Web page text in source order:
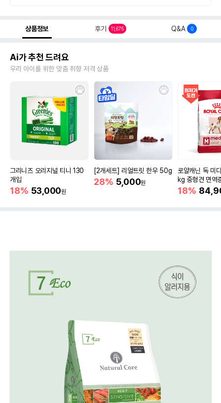
상품정보 후기 11,675 Q&A 0
Ai가 추천 드려요
우리 아이를 위한 맞춤 취향 저격 상품
그리니즈 오리지널 티니 130
개입
18% 53,000원
[2개세트] 리얼트릿 한우 50g
28% 5,000원
로얄캐닌 독 미
kg 중형견 면역
18%